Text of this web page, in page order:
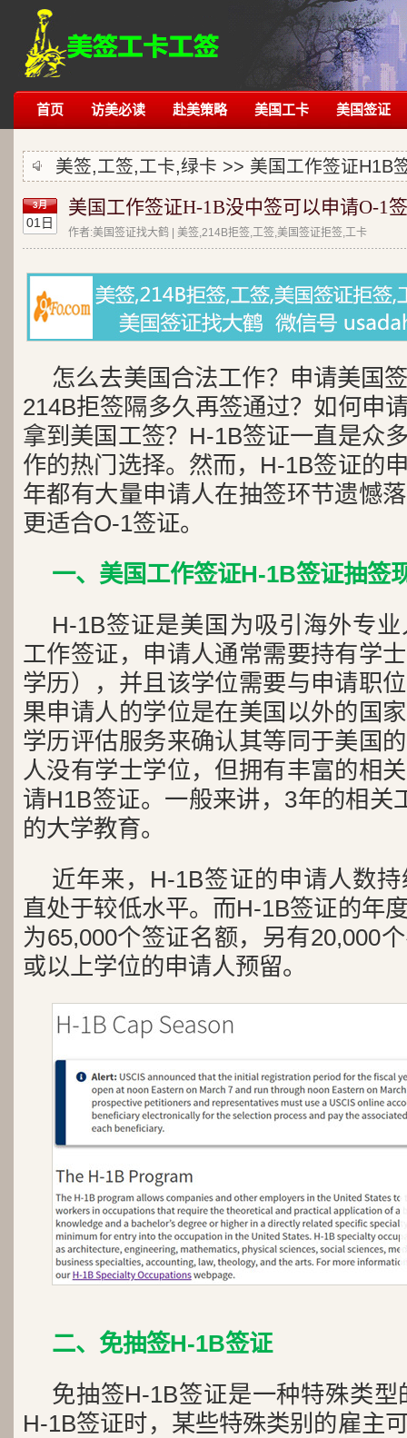
首页 访美必读 赴美策略 美国工卡 美国签证
美签,工签,工卡,绿卡 >> 美国工作签证H1B
3月
01日
美国工作签证H-1B没中签可以申请O-1
作者:美国签证找大鹤 | 美签,214B拒签,工签,美国签证拒签,工卡
怎么去美国合法工作？申请美国
214B拒签隔多久再签通过？如何申
拿到美国工签？H-1B签证一直是众
作的热门选择。然而，H-1B签证的
年都有大量申请人在抽签环节遗憾
更适合O-1签证。
一、美国工作签证H-1B签证抽签
H-1B签证是美国为吸引海外专
工作签证，申请人通常需要持有学
学历），并且该学位需要与申请职
果申请人的学位是在美国以外的国
学历评估服务来确认其等同于美国
人没有学士学位，但拥有丰富的相
请H1B签证。一般来讲，3年的相关
的大学教育。
近年来，H-1B签证的申请人数
直处于较低水平。而H-1B签证的年
为65,000个签证名额，另有20,000
或以上学位的申请人预留。
二、免抽签H-1B签证
免抽签H-1B签证是一种特殊类
H-1B签证时，某些特殊类别的雇主